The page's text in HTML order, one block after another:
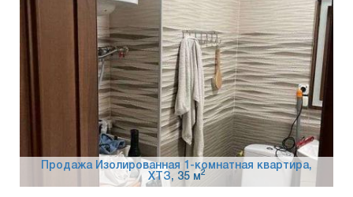
Продажа Изолированная 1-комнатная квартира,
ХТЗ, 35 м2